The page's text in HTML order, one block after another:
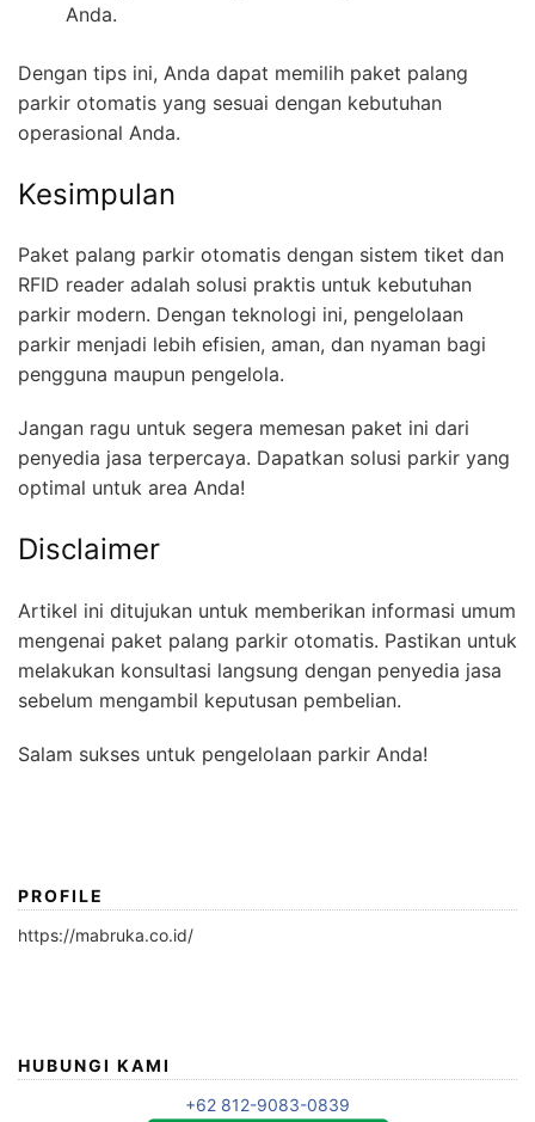
Anda.
Dengan tips ini, Anda dapat memilih paket palang
parkir otomatis yang sesuai dengan kebutuhan
operasional Anda.
Kesimpulan
Paket palang parkir otomatis dengan sistem tiket dan
RFID reader adalah solusi praktis untuk kebutuhan
parkir modern. Dengan teknologi ini, pengelolaan
parkir menjadi lebih efisien, aman, dan nyaman bagi
pengguna maupun pengelola.
Jangan ragu untuk segera memesan paket ini dari
penyedia jasa terpercaya. Dapatkan solusi parkir yang
optimal untuk area Anda!
Disclaimer
Artikel ini ditujukan untuk memberikan informasi umum
mengenai paket palang parkir otomatis. Pastikan untuk
melakukan konsultasi langsung dengan penyedia jasa
sebelum mengambil keputusan pembelian.
Salam sukses untuk pengelolaan parkir Anda!
PROFILE
https://mabruka.co.id/
HUBUNGI KAMI
+62 812-9083-0839